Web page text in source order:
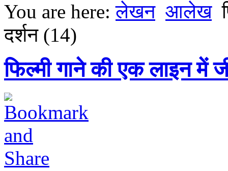
You are here:लेखन आलेख
दर्शन (14)
फिल्मी गाने की एक लाइन में